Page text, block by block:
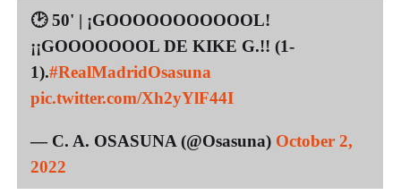
🕑 50' | ¡GOOOOOOOOOOOL!
¡¡GOOOOOOOL DE KIKE G.!! (1-
1).#RealMadridOsasuna
pic.twitter.com/Xh2yYlF44I
— C. A. OSASUNA (@Osasuna) October 2,
2022